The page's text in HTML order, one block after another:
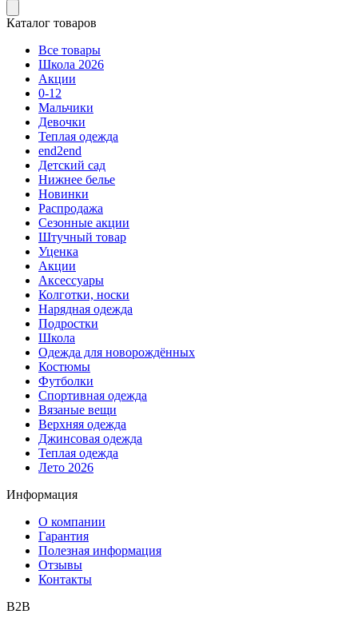
Каталог товаров
Все товары
Школа 2026
Акции
0-12
Мальчики
Девочки
Теплая одежда
end2end
Детский сад
Нижнее белье
Новинки
Распродажа
Сезонные акции
Штучный товар
Уценка
Акции
Аксессуары
Колготки, носки
Нарядная одежда
Подростки
Школа
Одежда для новорождённых
Костюмы
Футболки
Спортивная одежда
Вязаные вещи
Верхняя одежда
Джинсовая одежда
Теплая одежда
Лето 2026
Информация
О компании
Гарантия
Полезная информация
Отзывы
Контакты
B2B